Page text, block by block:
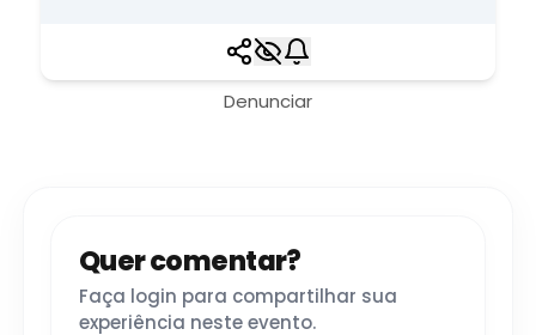
Denunciar
Quer comentar?
Faça login para compartilhar sua
experiência neste evento.